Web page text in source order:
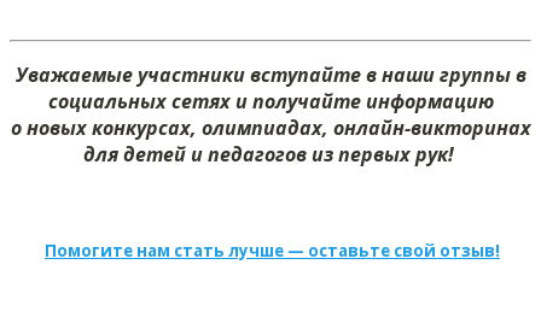
Уважаемые участники вступайте в наши группы в
социальных сетях и получайте информацию
о новых конкурсах, олимпиадах, онлайн-викторинах
для детей и педагогов из первых рук!
Помогите нам стать лучше — оставьте свой отзыв!